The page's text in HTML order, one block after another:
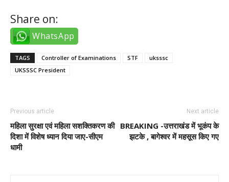
Share on:
WhatsApp
TAGS Controller of Examinations STF
uksssc
UKSSSC President
Previous article
महिला सुरक्षा एवं महिला सशक्तिकरण की
दिशा में विशेष ध्यान दिया जाए-सीएम
धामी
Next article
BREAKING -उत्तराखंड में भूकंप के
झटके , बागेश्वर में महसूस किए गए